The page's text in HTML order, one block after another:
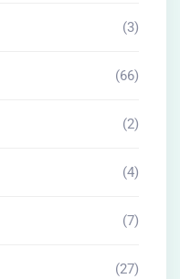
(3)
(66)
(2)
(4)
(7)
(27)